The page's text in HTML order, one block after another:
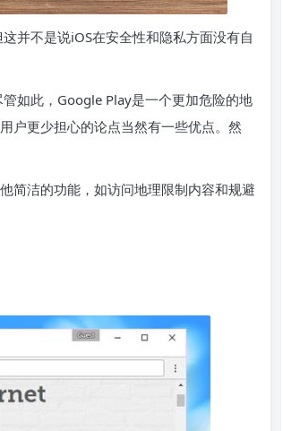
并不是说iOS在安全性和隐私方面没有自
如此，Google Play是一个更加危险的地
户更少担心的论点当然有一些优点。然
简洁的功能，如访问地理限制内容和规避